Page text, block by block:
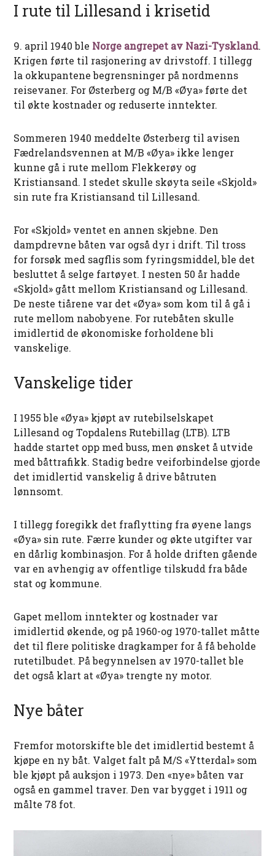
I rute til Lillesand i krisetid
9. april 1940 ble Norge angrepet av Nazi-Tyskland.
Krigen førte til rasjonering av drivstoff. I tillegg
la okkupantene begrensninger på nordmenns
reisevaner. For Østerberg og M/B «Øya» førte det
til økte kostnader og reduserte inntekter.
Sommeren 1940 meddelte Østerberg til avisen
Fædrelandsvennen at M/B «Øya» ikke lenger
kunne gå i rute mellom Flekkerøy og
Kristiansand. I stedet skulle skøyta seile «Skjold»
sin rute fra Kristiansand til Lillesand.
For «Skjold» ventet en annen skjebne. Den
dampdrevne båten var også dyr i drift. Til tross
for forsøk med sagflis som fyringsmiddel, ble det
besluttet å selge fartøyet. I nesten 50 år hadde
«Skjold» gått mellom Kristiansand og Lillesand.
De neste tiårene var det «Øya» som kom til å gå i
rute mellom nabobyene. For rutebåten skulle
imidlertid de økonomiske forholdene bli
vanskelige.
Vanskelige tider
I 1955 ble «Øya» kjøpt av rutebilselskapet
Lillesand og Topdalens Rutebillag (LTB). LTB
hadde startet opp med buss, men ønsket å utvide
med båttrafikk. Stadig bedre veiforbindelse gjorde
det imidlertid vanskelig å drive båtruten
lønnsomt.
I tillegg foregikk det fraflytting fra øyene langs
«Øya» sin rute. Færre kunder og økte utgifter var
en dårlig kombinasjon. For å holde driften gående
var en avhengig av offentlige tilskudd fra både
stat og kommune.
Gapet mellom inntekter og kostnader var
imidlertid økende, og på 1960-og 1970-tallet måtte
det til flere politiske dragkamper for å få beholde
rutetilbudet. På begynnelsen av 1970-tallet ble
det også klart at «Øya» trengte ny motor.
Nye båter
Fremfor motorskifte ble det imidlertid bestemt å
kjøpe en ny båt. Valget falt på M/S «Ytterdal» som
ble kjøpt på auksjon i 1973. Den «nye» båten var
også en gammel traver. Den var bygget i 1911 og
målte 78 fot.